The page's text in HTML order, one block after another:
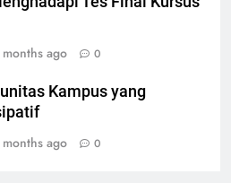
months ago 0
Kampus yang
ago 0